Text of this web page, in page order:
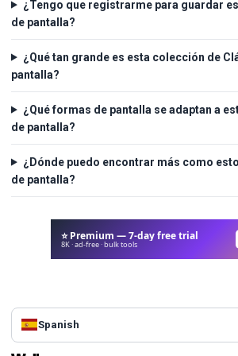
¿Tengo que registrarme para guardar
de pantalla?
¿Qué tan grande es esta colección de
pantalla?
¿Qué formas de pantalla se adaptan a
de pantalla?
¿Dónde puedo encontrar más como
de pantalla?
⭐ Premium — 7-day free trial
8K · ad-free · bulk tools
Spanish